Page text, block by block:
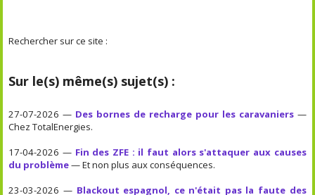
Rechercher sur ce site :
Sur le(s) même(s) sujet(s) :
27-07-2026 — Des bornes de recharge pour les caravaniers—
Chez TotalEnergies.
17-04-2026 — Fin des ZFE : il faut alors s'attaquer aux causes
du problème— Et non plus aux conséquences.
23-03-2026 — Blackout espagnol, ce n'était pas la faute des